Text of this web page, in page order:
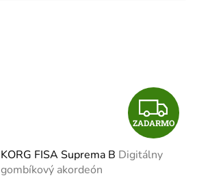
Z
A
ZADARMO
KORG FISA Suprema B Digitálny
gombíkový akordeón